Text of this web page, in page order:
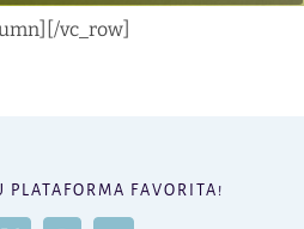
vc_row]
PLATAFORMA FAVORITA!